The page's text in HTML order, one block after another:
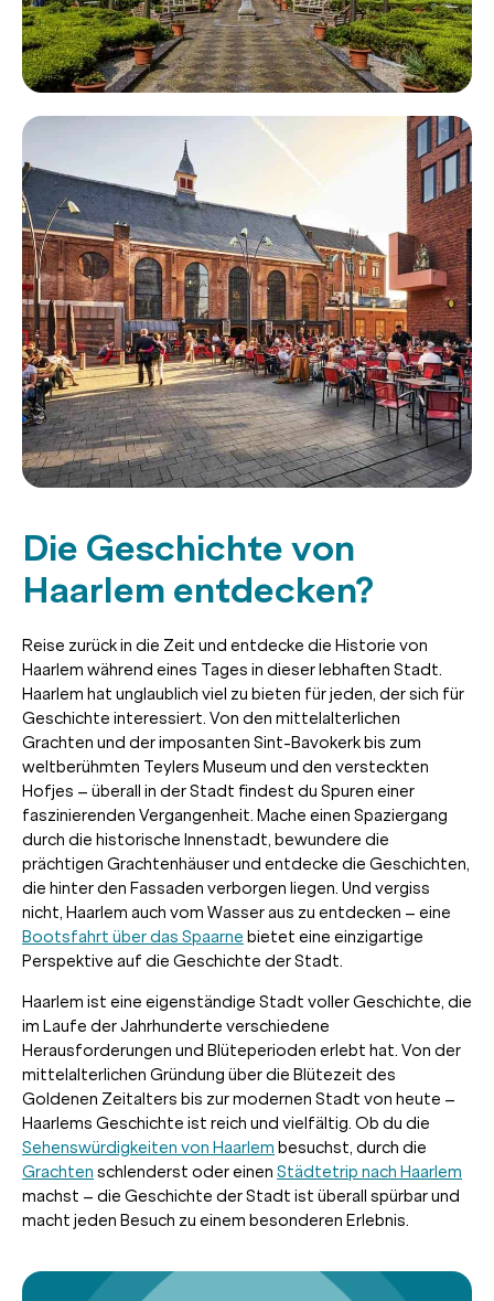
Die Geschichte von
Haarlem entdecken?
Reise zurück in die Zeit und entdecke die Historie von
Haarlem während eines Tages in dieser lebhaften Stadt.
Haarlem hat unglaublich viel zu bieten für jeden, der sich für
Geschichte interessiert. Von den mittelalterlichen
Grachten und der imposanten Sint-Bavokerk bis zum
weltberühmten Teylers Museum und den versteckten
Hofjes – überall in der Stadt findest du Spuren einer
faszinierenden Vergangenheit. Mache einen Spaziergang
durch die historische Innenstadt, bewundere die
prächtigen Grachtenhäuser und entdecke die Geschichten,
die hinter den Fassaden verborgen liegen. Und vergiss
nicht, Haarlem auch vom Wasser aus zu entdecken – eine
Bootsfahrt über das Spaarne bietet eine einzigartige
Perspektive auf die Geschichte der Stadt.
Haarlem ist eine eigenständige Stadt voller Geschichte, die
im Laufe der Jahrhunderte verschiedene
Herausforderungen und Blüteperioden erlebt hat. Von der
mittelalterlichen Gründung über die Blütezeit des
Goldenen Zeitalters bis zur modernen Stadt von heute –
Haarlems Geschichte ist reich und vielfältig. Ob du die
Sehenswürdigkeiten von Haarlem besuchst, durch die
Grachten schlenderst oder einen Städtetrip nach Haarlem
machst – die Geschichte der Stadt ist überall spürbar und
macht jeden Besuch zu einem besonderen Erlebnis.